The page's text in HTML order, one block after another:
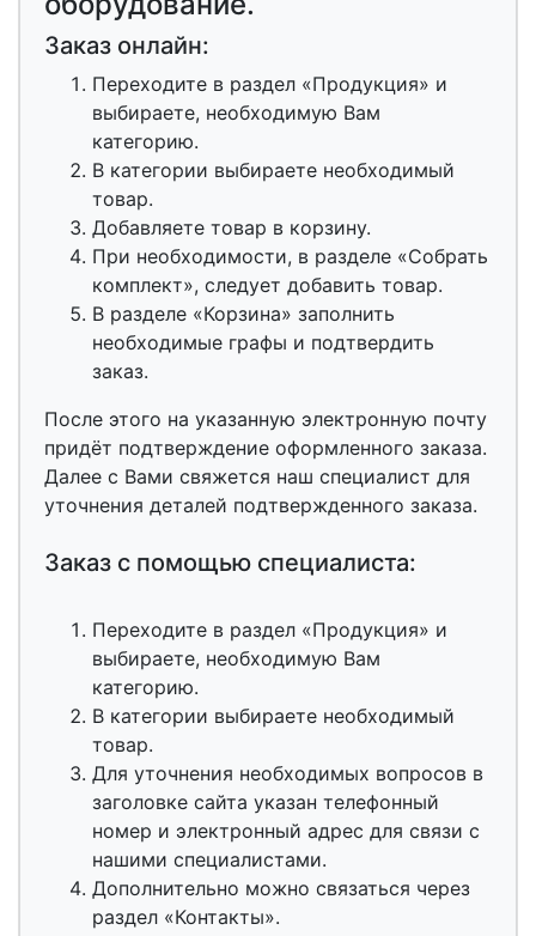
Заказ онлайн:
Переходите в раздел «Продукция» и
выбираете, необходимую Вам
категорию.
В категории выбираете необходимый
товар.
Добавляете товар в корзину.
При необходимости, в разделе «Собрать
комплект», следует добавить товар.
В разделе «Корзина» заполнить
необходимые графы и подтвердить
заказ.
После этого на указанную электронную почту
придёт подтверждение оформленного заказа.
Далее с Вами свяжется наш специалист для
уточнения деталей подтвержденного заказа.
Заказ с помощью специалиста:
Переходите в раздел «Продукция» и
выбираете, необходимую Вам
категорию.
В категории выбираете необходимый
товар.
Для уточнения необходимых вопросов в
заголовке сайта указан телефонный
номер и электронный адрес для связи с
нашими специалистами.
Дополнительно можно связаться через
раздел «Контакты».